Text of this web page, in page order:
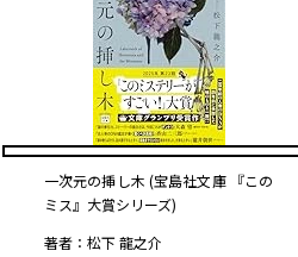
一次元の挿し木 (宝島社文庫 『この
ミス』大賞シリーズ)
著者：松下 龍之介